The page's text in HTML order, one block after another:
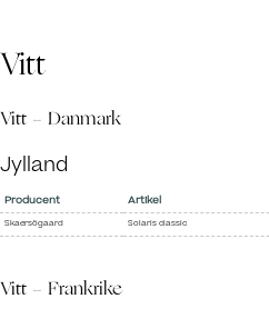
Vitt
Vitt - Danmark
Jylland
Producent Artikel
Skaersögaard Solaris classic
Vitt - Frankrike